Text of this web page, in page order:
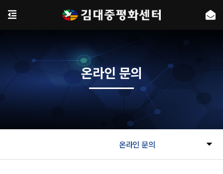
온라인 문의
온라인 문의